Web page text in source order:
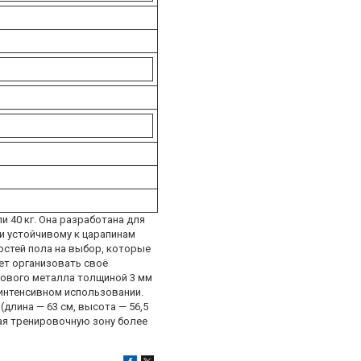
40 кг. Она разработана для
устойчивому к царапинам
пола на выбор, которые
организовать своё
металла толщиной 3 мм
использовании.
— 63 см, высота — 56,5
тренировочную зону более